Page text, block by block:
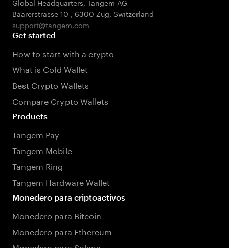
Baarerstrasse 10 , 6300 Zug, Switzerland
support@tangem.com
Get started
How to start with a crypto
What is Cold Wallet
Best Crypto Wallets
Compare Crypto Wallets
Products
Tangem Pay
Tangem Mobile
Tangem Ring
Tangem Hardware Wallet
Monedero para criptoactivos
Monedero para Bitcoin
Monedero para Ethereum